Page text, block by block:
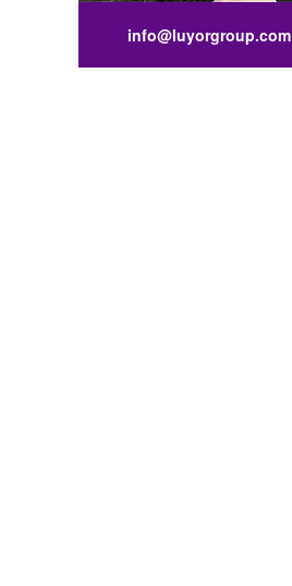
info@luyorgroup.com